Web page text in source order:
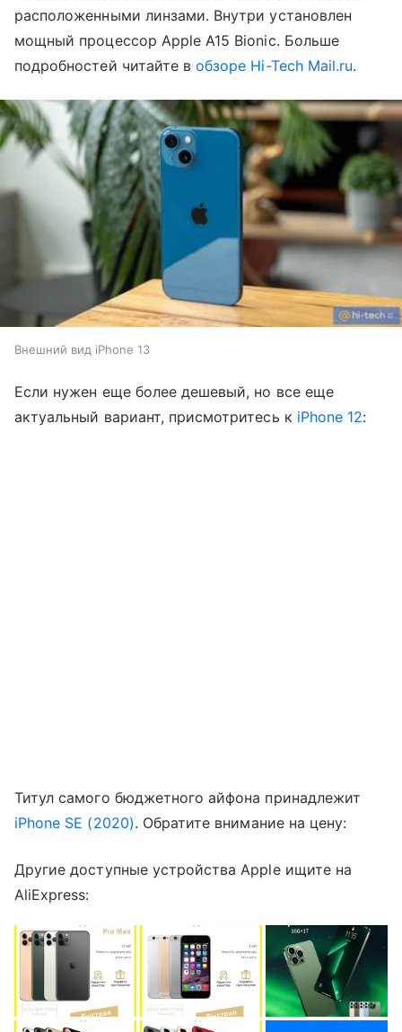
расположенными линзами. Внутри установлен
мощный процессор Apple A15 Bionic. Больше
подробностей читайте вобзоре Hi-Tech Mail.ru.
Внешний вид iPhone 13
Если нужен еще более дешевый, но все еще
актуальный вариант, присмотритесь к iPhone 12:
Титул самого бюджетного айфона принадлежит
iPhone SE (2020). Обратите внимание на цену:
Другие доступные устройства Apple ищите на
AliExpress: